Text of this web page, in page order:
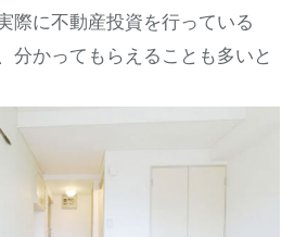
際に不動産投資を行っている
分かってもらえることも多いと